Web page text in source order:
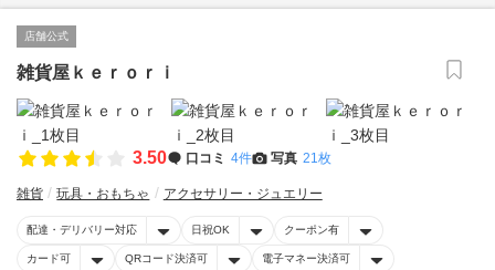
店舗公式
雑貨屋ｋｅｒｏｒｉ
3.50 口コミ 4件 写真 21枚
雑貨 玩具・おもちゃ アクセサリー・ジュエリー
配達・デリバリー対応 日祝OK クーポン有
カード可 QRコード決済可 電子マネー決済可